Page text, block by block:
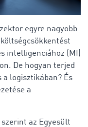
egyre nagyobb
intelligenciához (MI)
De hogyan terjed
a logisztikában? És
a
az Egyesült